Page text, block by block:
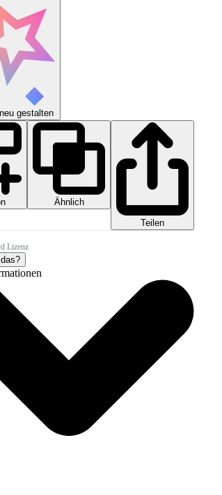
gestalten
Ähnlich
Teilen
Lizenz